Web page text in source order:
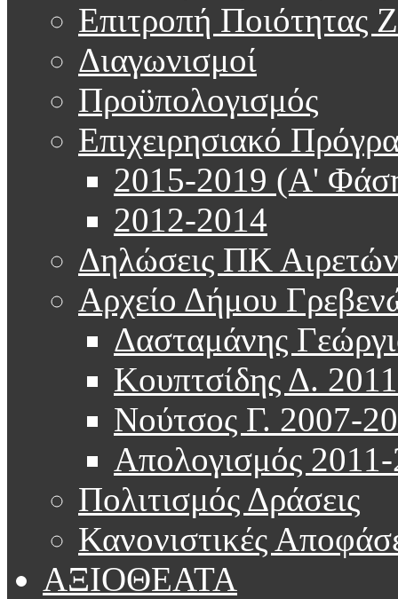
Επιτροπή Ποιότητας
Διαγωνισμοί
Προϋπολογισμός
Επιχειρησιακό
2015-2019 (Α'
2012-2014
Δηλώσεις ΠΚ Αιρετών
Αρχείο Δήμου
Δασταμάνης
Κουπτσίδης Δ.
Νούτσος Γ. 2007-
Απολογισμός
Πολιτισμός Δράσεις
Κανονιστικές
ΑΞΙΟΘΕΑΤΑ